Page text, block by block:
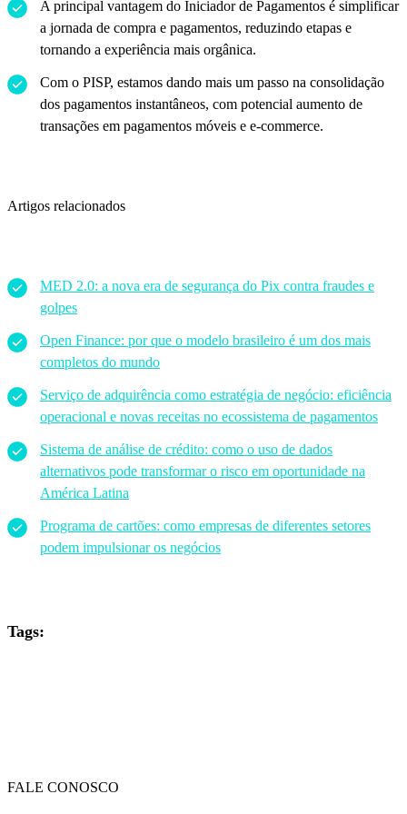
A principal vantagem do Iniciador de Pagamentos é simplificar
a jornada de compra e pagamentos, reduzindo etapas e
tornando a experiência mais orgânica.
Com o PISP, estamos dando mais um passo na consolidação
dos pagamentos instantâneos, com potencial aumento de
transações em pagamentos móveis e e-commerce.
Artigos relacionados
MED 2.0: a nova era de segurança do Pix contra fraudes e
golpes
Open Finance: por que o modelo brasileiro é um dos mais
completos do mundo
Serviço de adquirência como estratégia de negócio: eficiência
operacional e novas receitas no ecossistema de pagamentos
Sistema de análise de crédito: como o uso de dados
alternativos pode transformar o risco em oportunidade na
América Latina
Programa de cartões: como empresas de diferentes setores
podem impulsionar os negócios
Tags:
FALE CONOSCO